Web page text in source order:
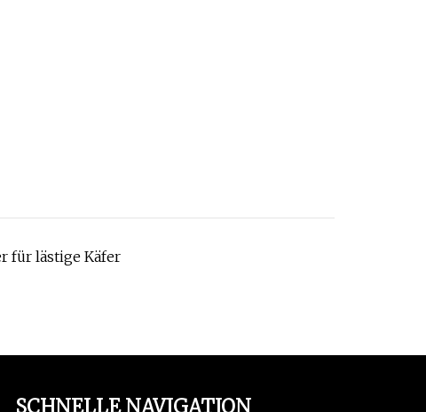
für lästige Käfer
SCHNELLE NAVIGATION